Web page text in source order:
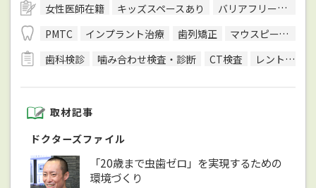
女性医師在籍 キッズスペースあり バリアフリー対応
PMTC
インプラント治療 歯列矯正
マウスピース型装置を用いた矯正
歯科検診
噛み合わせ検査・診断 CT検査 レントゲン検査
取材記事
ドクターズファイル
「20歳まで虫歯ゼロ」を実現するための
環境づくり